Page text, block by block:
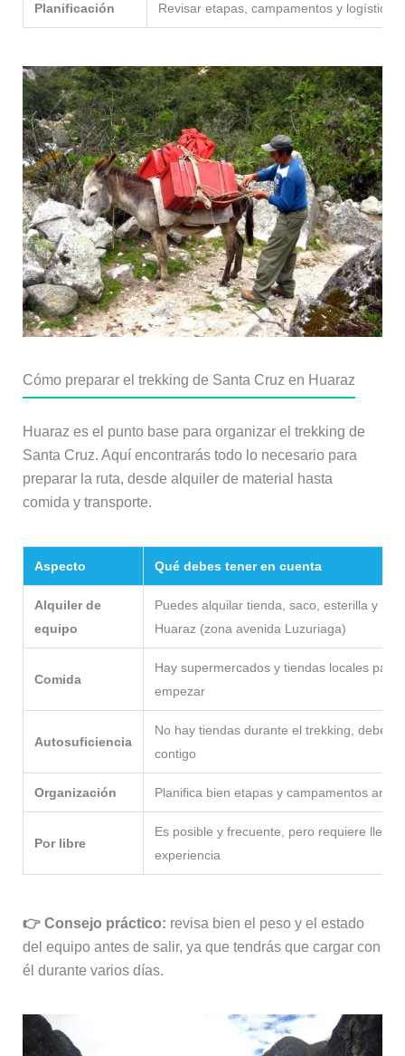
Planificación Revisar etapas, campamentos y logística
Cómo preparar el trekking de Santa Cruz en Huaraz
Huaraz es el punto base para organizar el trekking de
Santa Cruz. Aquí encontrarás todo lo necesario para
preparar la ruta, desde alquiler de material hasta
comida y transporte.
Aspecto Qué debes tener en cuenta
Alquiler de
equipo
Puedes alquilar tienda, saco, esterilla y
Huaraz (zona avenida Luzuriaga)
Comida
Hay supermercados y tiendas locales para
empezar
Autosuficiencia
No hay tiendas durante el trekking, debes
contigo
Organización Planifica bien etapas y campamentos
Por libre
Es posible y frecuente, pero requiere
experiencia
👉 Consejo práctico: revisa bien el peso y el estado
del equipo antes de salir, ya que tendrás que cargar con
él durante varios días.